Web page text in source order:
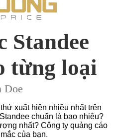
Standee
từng loại
Doe
xuất hiện nhiều nhất trên
chuẩn là bao nhiêu?
nhất? Công ty quảng cáo
của bạn.